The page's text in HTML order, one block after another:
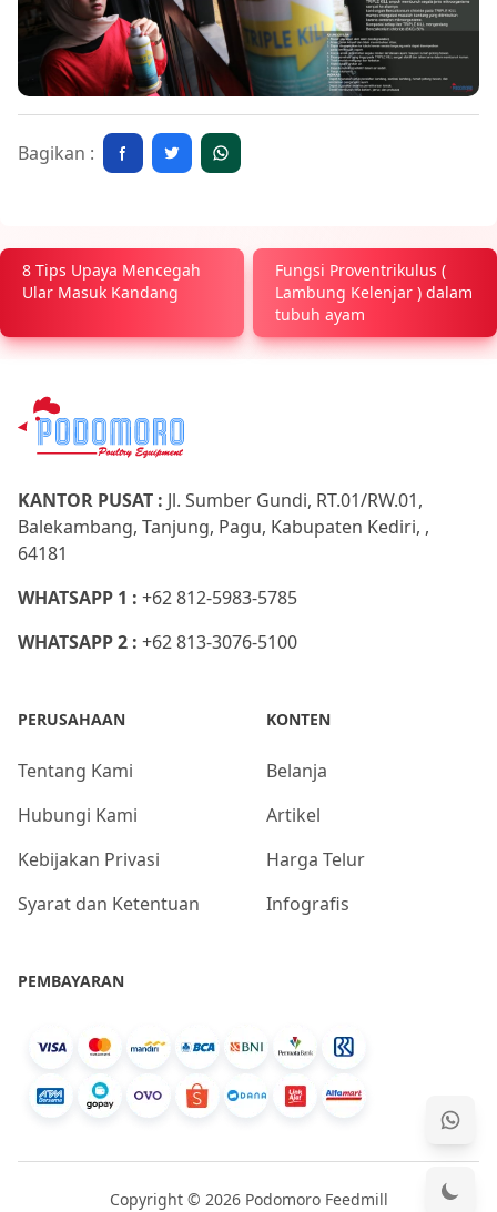
Bagikan :
8 Tips Upaya Mencegah
Ular Masuk Kandang
Fungsi Proventrikulus (
Lambung Kelenjar ) dalam
tubuh ayam
KANTOR PUSAT : Jl. Sumber Gundi, RT.01/RW.01,
Balekambang, Tanjung, Pagu, Kabupaten Kediri, ,
64181
WHATSAPP 1 : +62 812-5983-5785
WHATSAPP 2 : +62 813-3076-5100
PERUSAHAAN
Tentang Kami
Hubungi Kami
Kebijakan Privasi
Syarat dan Ketentuan
KONTEN
Belanja
Artikel
Harga Telur
Infografis
PEMBAYARAN
Copyright © 2026 Podomoro Feedmill